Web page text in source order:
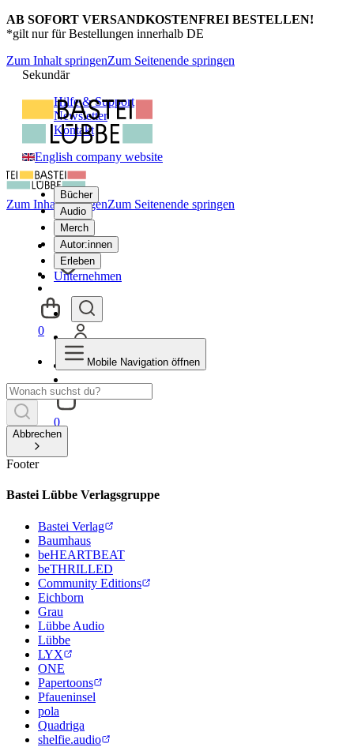
AB SOFORT VERSANDKOSTENFREI BESTELLEN!
*gilt nur für Bestellungen innerhalb DE
Zum Inhalt springenZum Seitenende springen
Sekundär
Hilfe & Support
Newsletter
Kontakt
English company website
Bücher
Audio
Merch
Autor:innen
Erleben
Unternehmen
0
Zum Inhalt springenZum Seitenende springen
0
Mobile Navigation öffnen
Abbrechen
Footer
Bastei Lübbe Verlagsgruppe
Bastei Verlag
Baumhaus
beHEARTBEAT
beTHRILLED
Community Editions
Eichborn
Grau
Lübbe Audio
Lübbe
LYX
ONE
Papertoons
Pfaueninsel
pola
Quadriga
shelfie.audio